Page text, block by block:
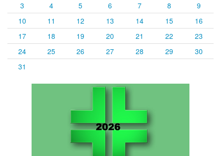
3
4 5 6 7 8
9
10
11 12 13 14 15
16
17
18 19 20 21 22
23
24
25 26 27 28 29
30
31